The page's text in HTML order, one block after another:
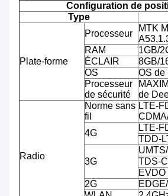
Configuration de
Type
Plate-forme
Processeur
MTK
RAM
1GB/
ÉCLAIR
8GB/
OS
OS de
Processeur
de sécurité
de
Radio
Norme sans
fil
LTE-
4G
LTE-
TDD-
3G
TDS-
EVDO
2G